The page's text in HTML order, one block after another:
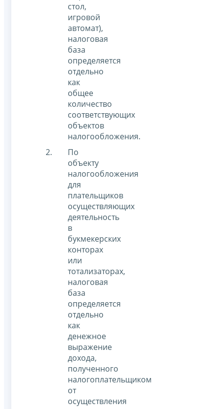
стол,
игровой
автомат),
налоговая
база
определяется
отдельно
как
общее
количество
соответствующих
объектов
налогообложения.
По
объекту
налогообложения
для
плательщиков
осуществляющих
деятельность
в
букмекерских
конторах
или
тотализаторах,
налоговая
база
определяется
отдельно
как
денежное
выражение
дохода,
полученного
налогоплательщиком
от
осуществления